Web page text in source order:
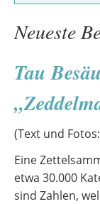
Neueste
Tau
(Text und
Eine
etwa 30.000
sind Zahlen,